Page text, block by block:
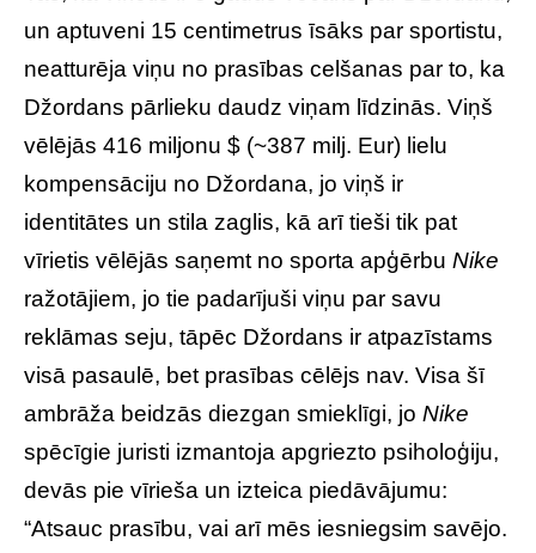
un aptuveni 15 centimetrus īsāks par sportistu,
neatturēja viņu no prasības celšanas par to, ka
Džordans pārlieku daudz viņam līdzinās. Viņš
vēlējās 416 miljonu $ (~387 milj. Eur) lielu
kompensāciju no Džordana, jo viņš ir
identitātes un stila zaglis, kā arī tieši tik pat
vīrietis vēlējās saņemt no sporta apģērbu Nike
ražotājiem, jo tie padarījuši viņu par savu
reklāmas seju, tāpēc Džordans ir atpazīstams
visā pasaulē, bet prasības cēlējs nav. Visa šī
ambrāža beidzās diezgan smieklīgi, jo Nike
spēcīgie juristi izmantoja apgriezto psiholoģiju,
devās pie vīrieša un izteica piedāvājumu:
“Atsauc prasību, vai arī mēs iesniegsim savējo.